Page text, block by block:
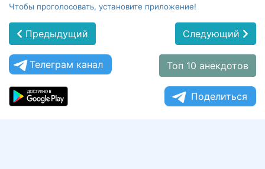
Чтобы проголосовать, установите приложение!
Предыдущий Следующий
Телеграм канал Топ 10 анекдотов
Поделиться